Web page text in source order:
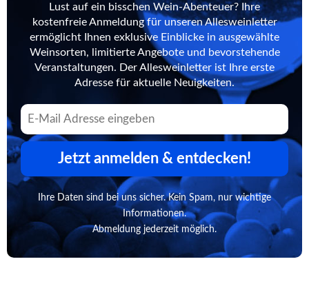
Lust auf ein bisschen Wein-Abenteuer? Ihre
kostenfreie Anmeldung für unseren Allesweinletter
ermöglicht Ihnen exklusive Einblicke in ausgewählte
Weinsorten, limitierte Angebote und bevorstehende
Veranstaltungen. Der Allesweinletter ist Ihre erste
Adresse für aktuelle Neuigkeiten.
Jetzt anmelden & entdecken!
Ihre Daten sind bei uns sicher. Kein Spam, nur wichtige
Informationen.
Abmeldung jederzeit möglich.